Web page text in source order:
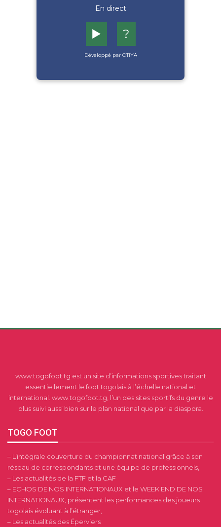
En direct
▶️ ?
Développé par OTIYA
www.togofoot.tg est un site d’informations sportives traitant
essentiellement le foot togolais à l’échelle national et
international. www.togofoot.tg, l’un des sites sportifs du genre le
plus suivi aussi bien sur le plan national que par la diaspora.
TOGO FOOT
– L’intégrale couverture du championnat national grâce à son
réseau de correspondants et une équipe de professionnels,
– Les actualités de la FTF et la CAF
– ECHOS DE NOS INTERNATIONAUX et le WEEK END DE NOS
INTERNATIONAUX, présentent les performances des joueurs
togolais évoluant à l’étranger,
– Les actualités des Éperviers